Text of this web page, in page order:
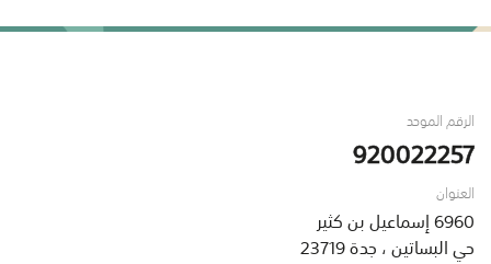
الرقم الموحد
920022257
العنوان
6960 إسماعيل بن كثير
حي البساتين ، جدة 23719